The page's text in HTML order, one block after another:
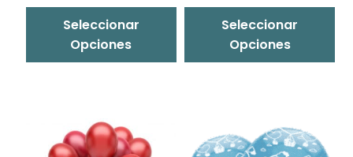
Seleccionar
Opciones
Seleccionar
Opciones